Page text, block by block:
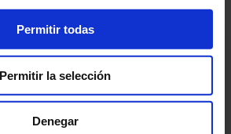
Permitir todas
Permitir la selección
Denegar